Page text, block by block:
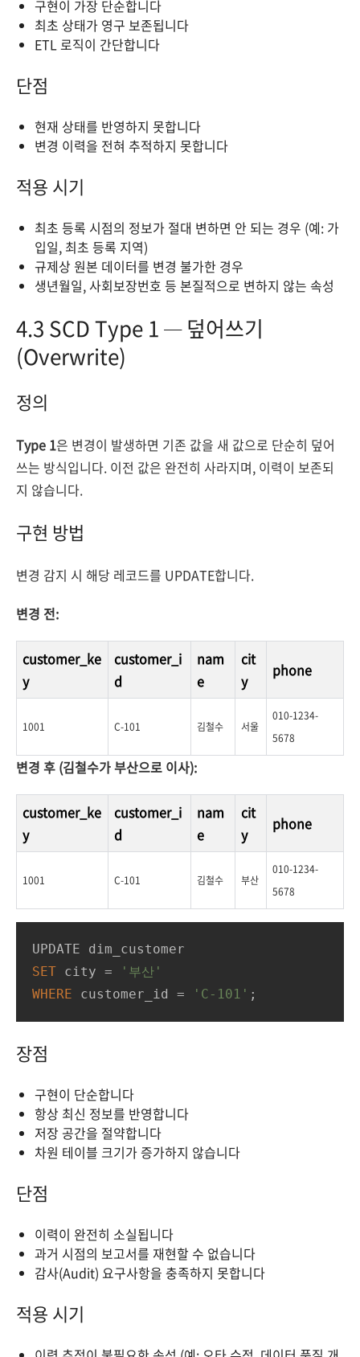
구현이 가장 단순합니다
최초 상태가 영구 보존됩니다
ETL 로직이 간단합니다
단점
현재 상태를 반영하지 못합니다
변경 이력을 전혀 추적하지 못합니다
적용 시기
최초 등록 시점의 정보가 절대 변하면 안 되는 경우 (예: 가
입일, 최초 등록 지역)
규제상 원본 데이터를 변경 불가한 경우
생년월일, 사회보장번호 등 본질적으로 변하지 않는 속성
4.3 SCD Type 1 — 덮어쓰기
(Overwrite)
정의
Type 1은 변경이 발생하면 기존 값을 새 값으로 단순히 덮어
쓰는 방식입니다. 이전 값은 완전히 사라지며, 이력이 보존되
지 않습니다.
구현 방법
변경 감지 시 해당 레코드를 UPDATE합니다.
변경 전:
customer_ke
y
customer_i
d
nam
e
cit
y
phone
1001 C-101 김철수 서울
010-1234-
5678
변경 후 (김철수가 부산으로 이사):
customer_ke
y
customer_i
d
nam
e
cit
y
phone
1001 C-101 김철수 부산
010-1234-
5678
SET city =
'부산'
WHERE customer_id = 'C-101' ;
장점
구현이 단순합니다
항상 최신 정보를 반영합니다
저장 공간을 절약합니다
차원 테이블 크기가 증가하지 않습니다
단점
이력이 완전히 소실됩니다
과거 시점의 보고서를 재현할 수 없습니다
감사(Audit) 요구사항을 충족하지 못합니다
적용 시기